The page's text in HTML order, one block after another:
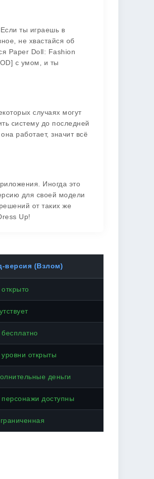
ты играешь в
не хвастайся об
Paper Doll: Fashion
с умом, и ты
случаях могут
систему до последней
работает, значит всё
Иногда это
для своей модели
от таких же
Up!
версия (Взлом)
открыты
деньги
персонажи доступны